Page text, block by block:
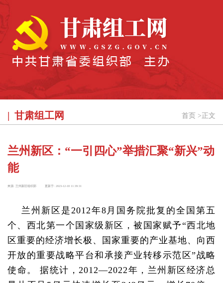
甘肃组工网 首页 > 正文
兰州新区：“一引四心”举措汇聚“新兴”动
能
来源: 兰州新区组织部 更新于: 2023-12-18 11:39:31
兰州新区是2012年8月国务院批复的全国第五
个、西北第一个国家级新区，被国家赋予“西北地
区重要的经济增长极、国家重要的产业基地、向西
开放的重要战略平台和承接产业转移示范区”战略
使命。 据统计，2012—2022年，兰州新区经济总